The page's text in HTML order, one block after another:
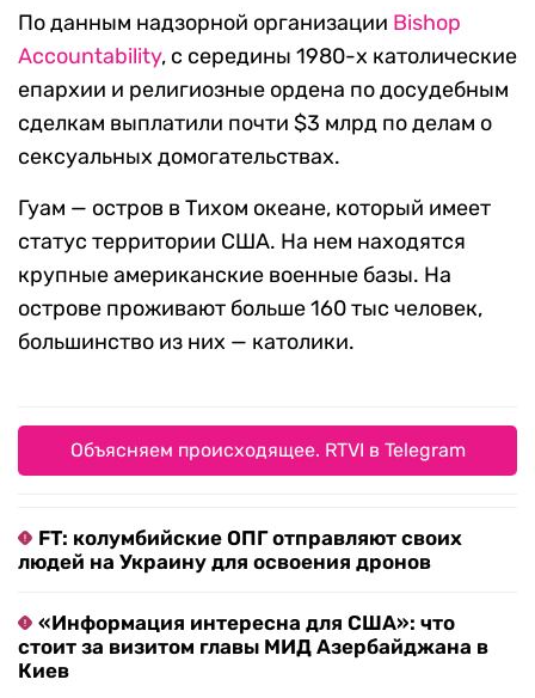
По данным надзорной организации Bishop
Accountability, с середины 1980-х католические
епархии и религиозные ордена по досудебным
сделкам выплатили почти $3 млрд по делам о
сексуальных домогательствах.
Гуам — остров в Тихом океане, который имеет
статус территории США. На нем находятся
крупные американские военные базы. На
острове проживают больше 160 тыс человек,
большинство из них — католики.
Объясняем происходящее. RTVI в Telegram
FT: колумбийские ОПГ отправляют своих
людей на Украину для освоения дронов
«Информация интересна для США»: что
стоит за визитом главы МИД Азербайджана в
Киев